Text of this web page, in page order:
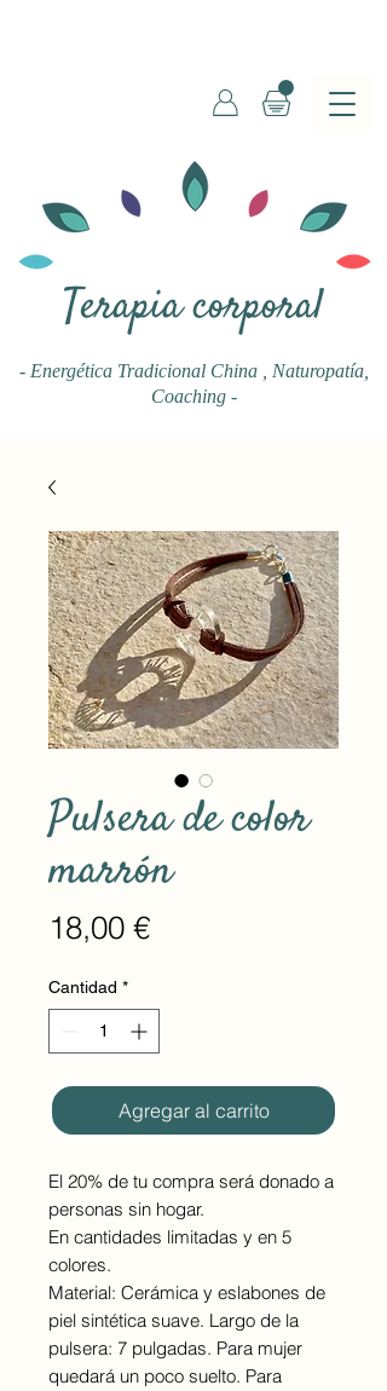
Terapia corporal
- Energética Tradicional China
, Naturopatía,
Coaching -
Pulsera de color
marrón
18,00 €Precio
Cantidad *
Agregar al carrito
El 20% de tu compra será donado a
personas sin hogar.
En cantidades limitadas y en 5
colores.
Material: Cerámica y eslabones de
piel sintética suave. Largo de la
pulsera: 7 pulgadas. Para mujer
quedará un poco suelto. Para